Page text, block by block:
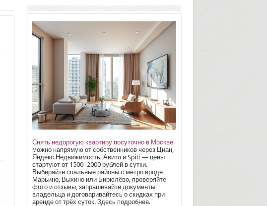
Снять недорогую квартиру посуточно в Москве
можно напрямую от собственников через Циан,
Яндекс.Недвижимость, Авито и Spiti — цены
стартуют от 1500–2000 рублей в сутки.
Выбирайте спальные районы с метро вроде
Марьино, Выхино или Бирюлёво, проверяйте
фото и отзывы, запрашивайте документы
владельца и договаривайтесь о скидках при
аренде от трёх суток. Здесьподробнее.